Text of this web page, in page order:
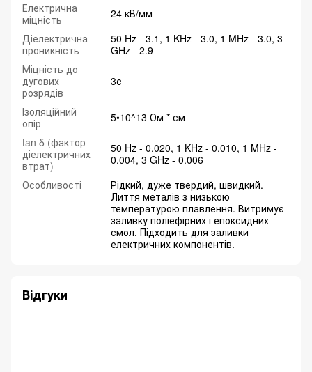
Електрична
міцність
24 кВ/мм
Діелектрична
проникність
50 Hz - 3.1, 1 KHz - 3.0, 1 MHz - 3.0, 3
GHz - 2.9
Міцність до
дугових
розрядів
3с
Ізоляційний
опір
5•10^13 Ом * см
tan δ (фактор
діелектричних
втрат)
50 Hz - 0.020, 1 KHz - 0.010, 1 MHz -
0.004, 3 GHz - 0.006
Особливості
Рідкий, дуже твердий, швидкий.
Лиття металів з низькою
температурою плавлення. Витримує
заливку поліефірних і епоксидних
смол. Підходить для заливки
електричних компонентів.
Відгуки